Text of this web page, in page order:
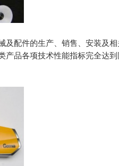
配件的生产、销售、安装及
产品各项技术性能指标完全达